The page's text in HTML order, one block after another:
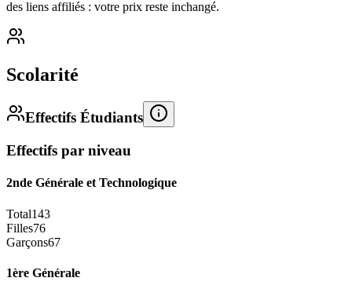
des liens affiliés : votre prix reste inchangé.
Scolarité
Effectifs Étudiants
Effectifs par niveau
2nde Générale et Technologique
Total143
Filles76
Garçons67
1ère Générale